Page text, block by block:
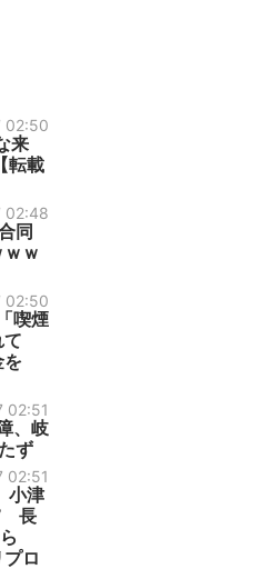
02:50
来
転載
02:48
同
ｗ
02:50
喫煙
02:51
、岐
ず
02:51
小津
長
ロ